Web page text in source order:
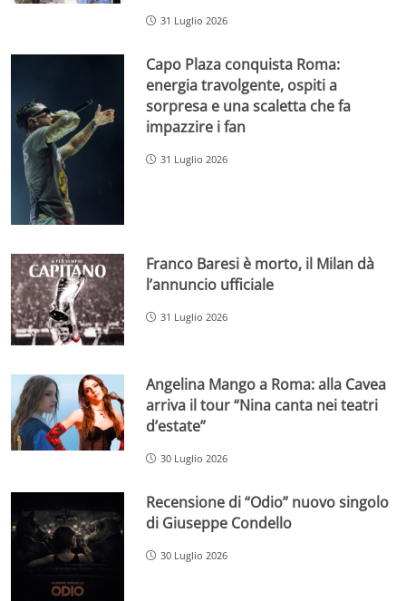
31 Luglio 2026
Capo Plaza conquista Roma:
energia travolgente, ospiti a
sorpresa e una scaletta che fa
impazzire i fan
31 Luglio 2026
Franco Baresi è morto, il Milan dà
l’annuncio ufficiale
31 Luglio 2026
Angelina Mango a Roma: alla Cavea
arriva il tour “Nina canta nei teatri
d’estate”
30 Luglio 2026
Recensione di “Odio” nuovo singolo
di Giuseppe Condello
30 Luglio 2026